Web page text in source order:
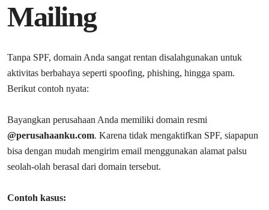
Mailing
Tanpa SPF, domain Anda sangat rentan disalahgunakan untuk
aktivitas berbahaya seperti spoofing, phishing, hingga spam.
Berikut contoh nyata:
Bayangkan perusahaan Anda memiliki domain resmi
@perusahaanku.com. Karena tidak mengaktifkan SPF, siapapun
bisa dengan mudah mengirim email menggunakan alamat palsu
seolah-olah berasal dari domain tersebut.
Contoh kasus: